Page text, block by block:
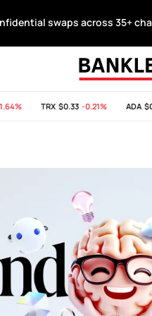
swaps across 35+
TRX$0.33 -0.21% ADA$0.21